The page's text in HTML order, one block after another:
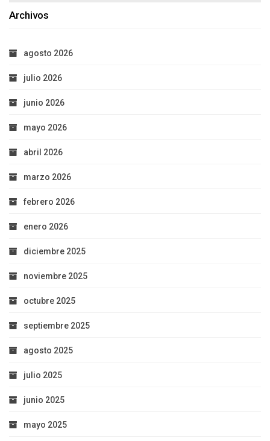
Archivos
agosto 2026
julio 2026
junio 2026
mayo 2026
abril 2026
marzo 2026
febrero 2026
enero 2026
diciembre 2025
noviembre 2025
octubre 2025
septiembre 2025
agosto 2025
julio 2025
junio 2025
mayo 2025